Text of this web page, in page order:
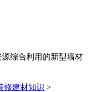
综合利用的新型墙材
修建材知识 >